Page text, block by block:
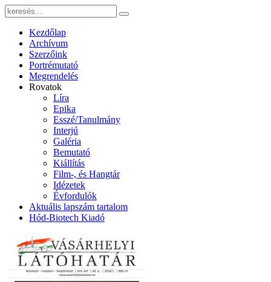
Kezdőlap
Archívum
Szerzőink
Portrémutató
Megrendelés
Rovatok
Líra
Epika
Esszé/Tanulmány
Interjú
Galéria
Bemutató
Kiállítás
Film-, és Hangtár
Idézetek
Évfordulók
Aktuális lapszám tartalom
Hód-Biotech Kiadó